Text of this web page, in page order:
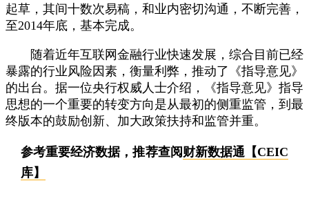
起草，其间十数次易稿，和业内密切沟通，不断完善，
至2014年底，基本完成。
随着近年互联网金融行业快速发展，综合目前已经
暴露的行业风险因素，衡量利弊，推动了《指导意见》
的出台。据一位央行权威人士介绍，《指导意见》指导
思想的一个重要的转变方向是从最初的侧重监管，到最
终版本的鼓励创新、加大政策扶持和监管并重。
参考重要经济数据，推荐查阅 财新数据通【CEIC
库】